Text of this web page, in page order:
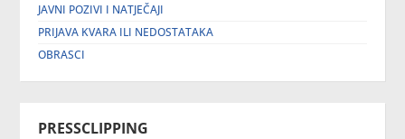
JAVNI POZIVI I NATJEČAJI
PRIJAVA KVARA ILI NEDOSTATAKA
OBRASCI
PRESSCLIPPING